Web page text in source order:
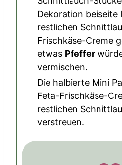
Dekoration beiseite
restlichen
Frischkäse-Creme
etwas Pfeffer
vermischen.
Die halbierte Mini
Feta-Frischkäse-
restlichen
verstreuen.